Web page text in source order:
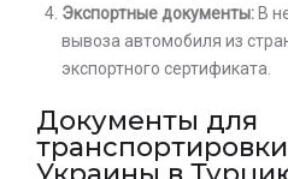
Экспортные документы: В
вывоза автомобиля из
экспортного сертификата.
Документы для